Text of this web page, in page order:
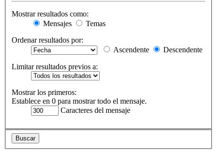
Mostrar resultados como:
Mensajes
Temas
Ordenar resultados por:
Ascendente
Descendente
Limitar resultados previos a:
Mostrar los primeros:
Establece en 0 para mostrar todo el mensaje.
Caracteres del mensaje